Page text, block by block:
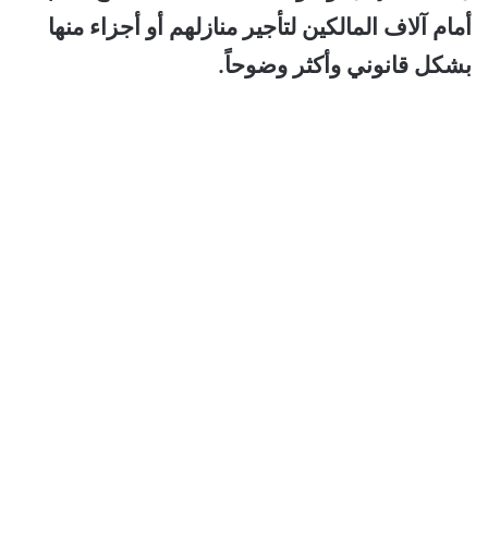
أمام آلاف المالكين لتأجير منازلهم أو أجزاء منها
بشكل قانوني وأكثر وضوحاً.